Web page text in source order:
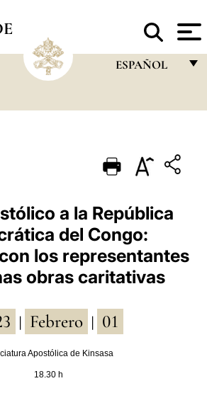
ESPAÑOL
PORTUGUÊS
ESPAÑOL
DEUTSCH
POLSKI
العربيّة
中文
a la República
del Congo:
los representantes
obras caritativas
Febrero 01
Apostólica de Kinsasa
18.30 h